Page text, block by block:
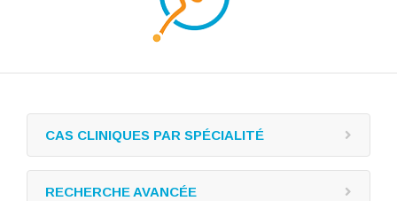
CAS CLINIQUES PAR SPÉCIALITÉ
RECHERCHE AVANCÉE